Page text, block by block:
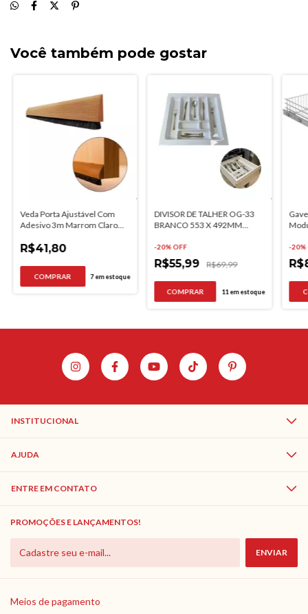
Você também pode gostar
Veda Porta Ajustável Com
Adesivo 3m Marrom Claro
R$41,80
7em estoque
DIVISOR DE TALHER OG-33
BRANCO 553 X 492MM
-20% OFF
R$55,99 R$69,99
11 em estoque
-20%
INSTITUCIONAL
AJUDA
ENTRE EM CONTATO
PROMOÇÕES E LANÇAMENTOS!
Meios de pagamento